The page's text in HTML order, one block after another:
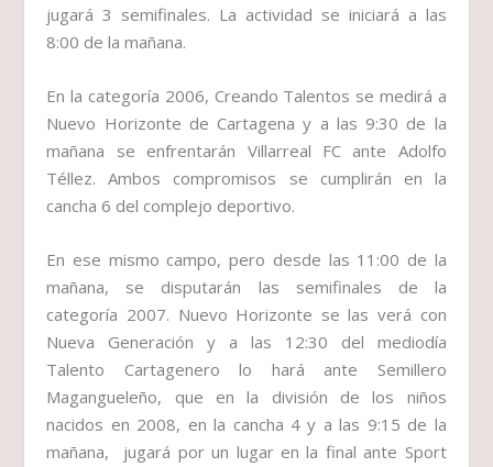
jugará 3 semifinales. La actividad se iniciará a las
8:00 de la mañana.
En la categoría 2006, Creando Talentos se medirá a
Nuevo Horizonte de Cartagena y a las 9:30 de la
mañana se enfrentarán Villarreal FC ante Adolfo
Téllez. Ambos compromisos se cumplirán en la
cancha 6 del complejo deportivo.
En ese mismo campo, pero desde las 11:00 de la
mañana, se disputarán las semifinales de la
categoría 2007. Nuevo Horizonte se las verá con
Nueva Generación y a las 12:30 del mediodía
Talento Cartagenero lo hará ante Semillero
Magangueleño, que en la división de los niños
nacidos en 2008, en la cancha 4 y a las 9:15 de la
mañana, jugará por un lugar en la final ante Sport